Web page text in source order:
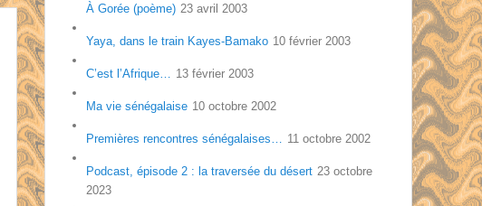
À Gorée (poème) 23 avril 2003
Yaya, dans le train Kayes-Bamako 10 février 2003
C’est l’Afrique… 13 février 2003
Ma vie sénégalaise 10 octobre 2002
Premières rencontres sénégalaises… 11 octobre 2002
Podcast, épisode 2 : la traversée du désert 23 octobre
2023